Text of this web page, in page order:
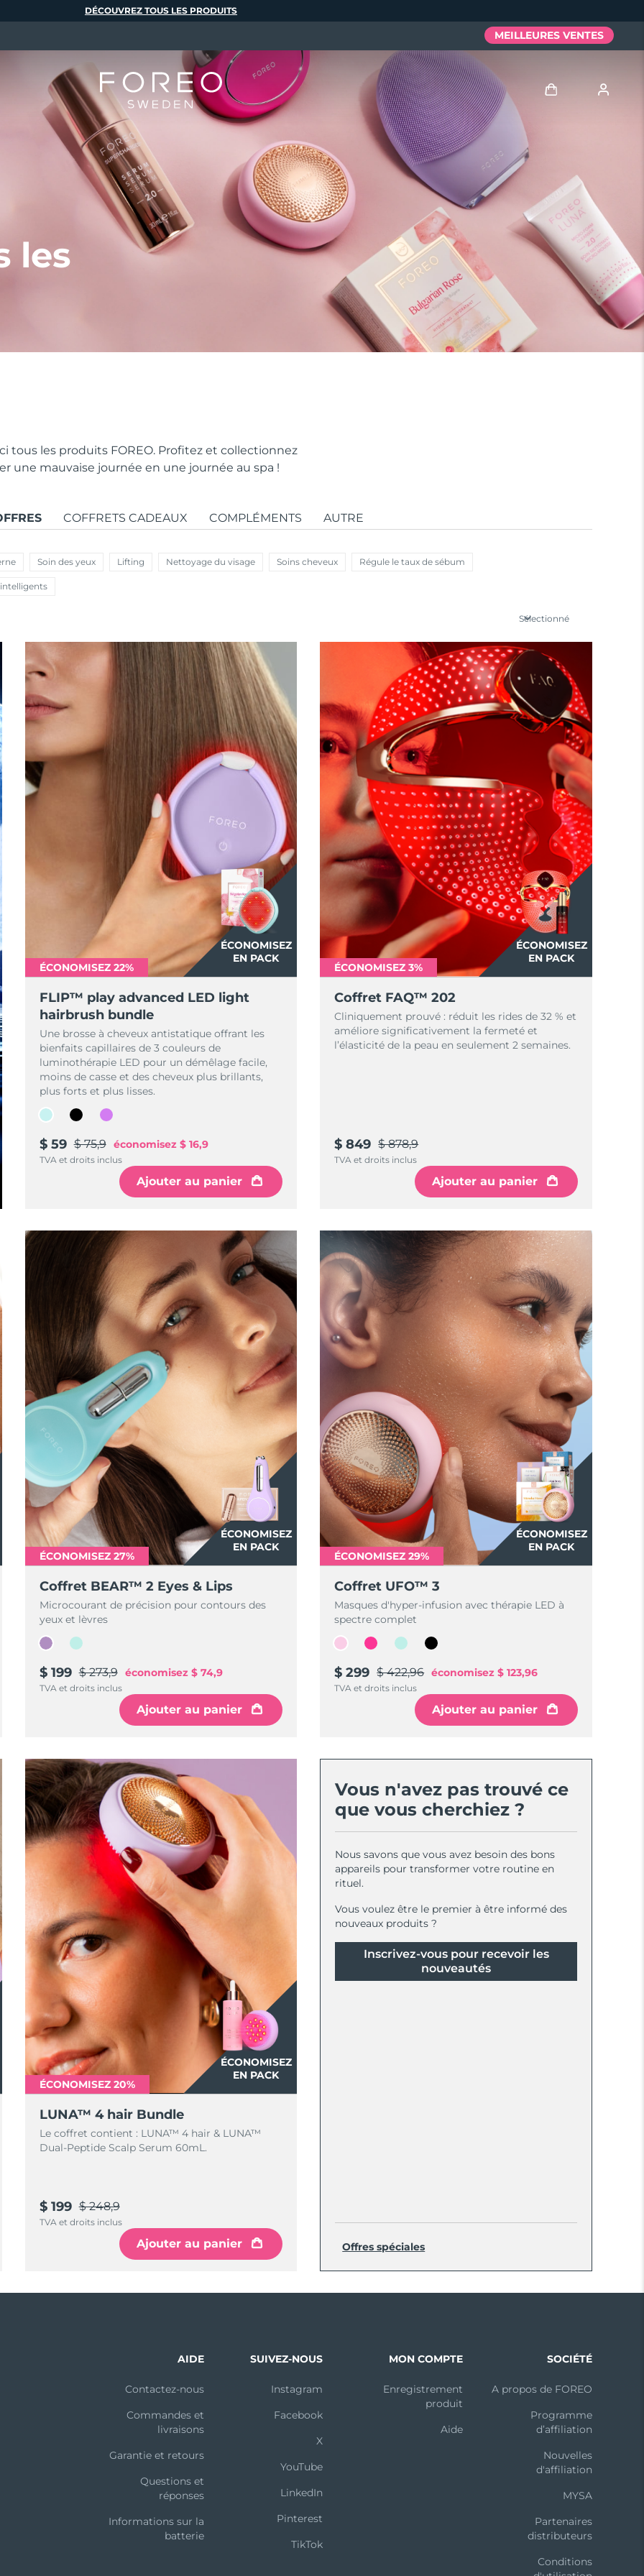
les
tous les produits FOREO. Profitez et collectionnez
une mauvaise journée en une journée au spa !
COFFRETS CADEAUX COMPLÉMENTS AUTRE
Soin des yeux Lifting Nettoyage du visage Soins cheveux Régule le taux de sébum
Sélectionné
ÉCONOMISEZ
EN PACK
ÉCONOMISEZ 22%
FLIP™ play advanced LED light
hairbrush bundle
Une brosse à cheveux antistatique offrant les
bienfaits capillaires de 3 couleurs de
luminothérapie LED pour un démêlage facile,
moins de casse et des cheveux plus brillants,
plus forts et plus lisses.
$ 59 $ 75,9 économisez $ 16,9
TVA et droits inclus
Ajouter au panier
ÉCONOMISEZ
EN PACK
ÉCONOMISEZ 3%
Coffret FAQ™ 202
Cliniquement prouvé : réduit les rides de 32 % et
améliore significativement la fermeté et
l’élasticité de la peau en seulement 2 semaines.
$ 849 $ 878,9
TVA et droits inclus
Ajouter au panier
ÉCONOMISEZ
EN PACK
ÉCONOMISEZ 27%
Coffret BEAR™ 2 Eyes & Lips
Microcourant de précision pour contours des
yeux et lèvres
$ 199 $ 273,9 économisez $ 74,9
TVA et droits inclus
Ajouter au panier
ÉCONOMISEZ
EN PACK
ÉCONOMISEZ 29%
Coffret UFO™ 3
Masques d'hyper-infusion avec thérapie LED à
spectre complet
$ 299 $ 422,96 économisez $ 123,96
TVA et droits inclus
Ajouter au panier
ÉCONOMISEZ
EN PACK
ÉCONOMISEZ 20%
LUNA™ 4 hair Bundle
Le coffret contient : LUNA™ 4 hair & LUNA™
Dual-Peptide Scalp Serum 60mL.
$ 199 $ 248,9
TVA et droits inclus
Ajouter au panier
Vous n'avez pas trouvé ce
que vous cherchiez ?
Nous savons que vous avez besoin des bons
appareils pour transformer votre routine en
rituel.
Vous voulez être le premier à être informé des
nouveaux produits ?
Inscrivez-vous pour recevoir les
nouveautés
Offres spéciales
DÉCOUVREZ TOUS LES PRODUITS
MEILLEURES VENTES
Profil de l'utilisateur
Mes appareils
Mes commandes
Mes adresses
Mes abonnements
AIDE
Contactez-nous
Commandes et
livraisons
Garantie et retours
Questions et
réponses
Informations sur la
batterie
SUIVEZ-NOUS
Instagram
Facebook
X
YouTube
LinkedIn
Pinterest
TikTok
MON COMPTE
Enregistrement
produit
Aide
SOCIÉTÉ
A propos de FOREO
Programme
d’affiliation
Nouvelles
d'affiliation
MYSA
Partenaires
distributeurs
Conditions